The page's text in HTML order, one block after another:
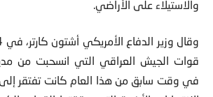
قوات الجيش العراقي التي انسحبت من
في وقت سابق من هذا العام كانت تفتقر إلى
الانتصارات الأخيرة التي حققتها القوات